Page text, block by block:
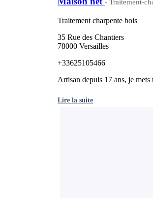
- Traitement-
Traitement charpente bois
35 Rue des Chantiers
78000 Versailles
+33625105466
Artisan depuis 17 ans, je
Lire la suite